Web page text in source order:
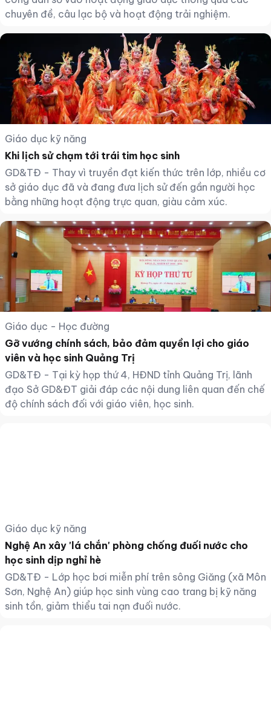
chuyên đề, câu lạc bộ và hoạt động trải nghiệm.
Giáo dục kỹ năng
Khi lịch sử chạm tới trái tim học sinh
GD&TĐ - Thay vì truyền đạt kiến thức trên lớp, nhiều cơ
sở giáo dục đã và đang đưa lịch sử đến gần người học
bằng những hoạt động trực quan, giàu cảm xúc.
Giáo dục - Học đường
Gỡ vướng chính sách, bảo đảm quyền lợi cho giáo
viên và học sinh Quảng Trị
GD&TĐ - Tại kỳ họp thứ 4, HĐND tỉnh Quảng Trị, lãnh
đạo Sở GD&ĐT giải đáp các nội dung liên quan đến chế
độ chính sách đối với giáo viên, học sinh.
Giáo dục kỹ năng
Nghệ An xây 'lá chắn' phòng chống đuối nước cho
học sinh dịp nghỉ hè
GD&TĐ - Lớp học bơi miễn phí trên sông Giăng (xã Môn
Sơn, Nghệ An) giúp học sinh vùng cao trang bị kỹ năng
sinh tồn, giảm thiểu tai nạn đuối nước.